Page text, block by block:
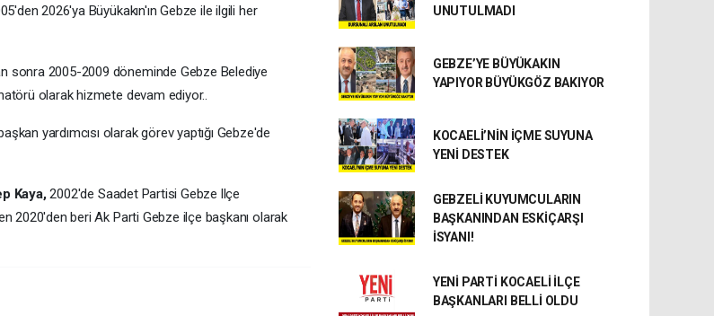
2026'ya Büyükakın'ın Gebze ile ilgili her
sonra 2005-2009 döneminde Gebze Belediye
olarak hizmete devam ediyor..
yardımcısı olarak görev yaptığı Gebze'de
Kaya,2002'de Saadet Partisi Gebze llçe
2020'den beri Ak Parti Gebze ilçe başkanı olarak
UNUTULMADI
GEBZE’YE BÜYÜKAKIN
YAPIYOR BÜYÜKGÖZ BAKIYOR
KOCAELİ’NİN İÇME SUYUNA
YENİ DESTEK
GEBZELİ KUYUMCULARIN
BAŞKANINDAN ESKİÇARŞI
İSYANI!
YENİ PARTİ KOCAELİ İLÇE
BAŞKANLARI BELLİ OLDU